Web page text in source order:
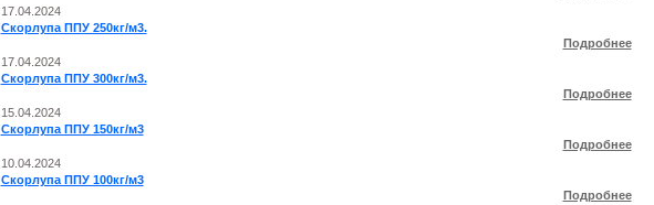
17.04.2024
Скорлупа ППУ 250кг/м3.
Подробнее
17.04.2024
Скорлупа ППУ 300кг/м3.
Подробнее
15.04.2024
Скорлупа ППУ 150кг/м3
Подробнее
10.04.2024
Скорлупа ППУ 100кг/м3
Подробнее